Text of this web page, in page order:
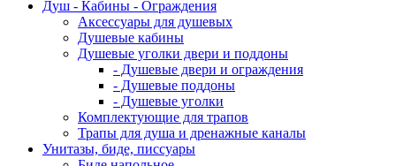
Душ - Кабины - Ограждения
Аксессуары для душевых
Душевые кабины
Душевые уголки двери и поддоны
- Душевые двери и ограждения
- Душевые поддоны
- Душевые уголки
Комплектующие для трапов
Трапы для душа и дренажные каналы
Унитазы, биде, писсуары